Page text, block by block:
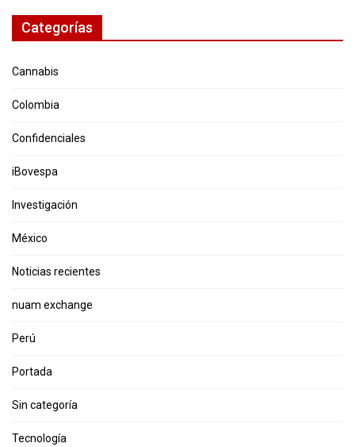
Categorías
Cannabis
Colombia
Confidenciales
iBovespa
Investigación
México
Noticias recientes
nuam exchange
Perú
Portada
Sin categoría
Tecnología